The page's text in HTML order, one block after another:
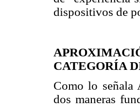
dispositivos de
CATEGORÍA
Como lo señala
dos maneras